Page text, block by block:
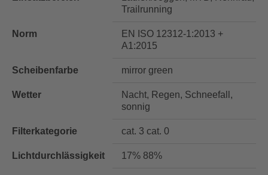
Trailrunning
Norm
EN ISO 12312-1:2013 +
A1:2015
Scheibenfarbe mirror green
Wetter
Nacht, Regen, Schneefall,
sonnig
Filterkategorie cat. 3 cat. 0
Lichtdurchlässigkeit 17% 88%